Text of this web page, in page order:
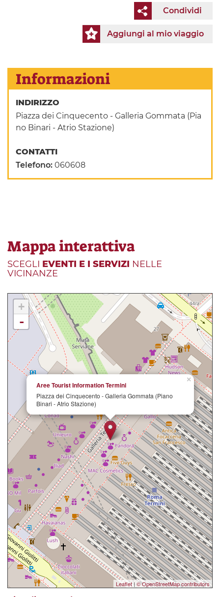
Condividi
Aggiungi al mio viaggio
Informazioni
INDIRIZZO
Piazza dei Cinquecento - Galleria Gommata (Pia
no Binari - Atrio Stazione)
CONTATTI
Telefono:060608
Mappa interattiva
SCEGLI EVENTI E I SERVIZI NELLE
VICINANZE
×
Aree Tourist Information Termini
Piazza dei Cinquecento - Galleria Gommata (Piano
Binari - Atrio Stazione)
+
-
Leaflet| © OpenStreetMap contributors